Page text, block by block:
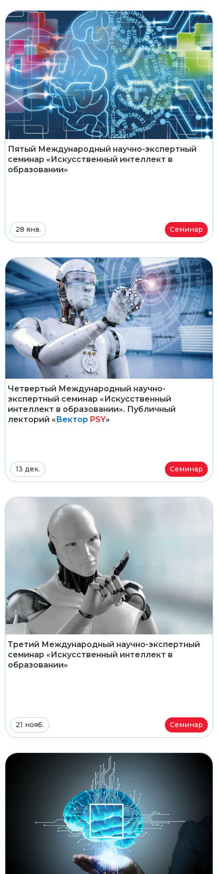
Пятый Международный научно-экспертный
семинар «Искусственный интеллект в
образовании»
28 янв. Семинар
Четвертый Международный научно-
экспертный семинар «Искусственный
интеллект в образовании». Публичный
лекторий «Вектор PSY»
13 дек. Семинар
Третий Международный научно-экспертный
семинар «Искусственный интеллект в
образовании»
21 нояб. Семинар